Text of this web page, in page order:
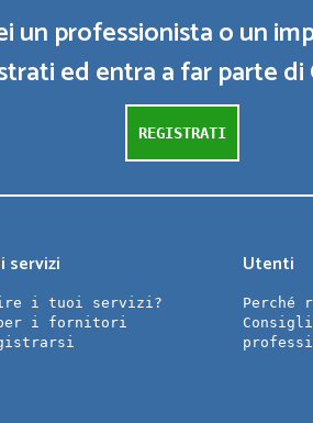
un professionista o un
ed entra a far parte
REGISTRATI
servizi
i tuoi servizi?
i fornitori
Utenti
Perché